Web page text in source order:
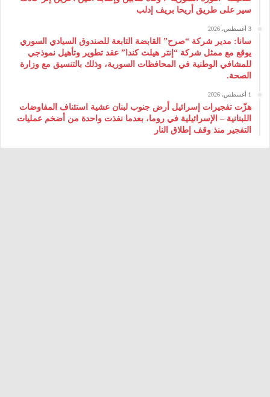
سير على طريق أريحا بريف إدلب
3 أغسطس، 2026
سانا: مدير شركة “صرح” القابضة التابعة للصندوق السيادي السوري
يوقع مع ممثل شركة “إنتر هيلث كندا” عقد تطوير وتأهيل نموذجي
للمشافي الوطنية في المحافظات السورية، وذلك بالتنسيق مع وزارة
الصحة.
1 أغسطس، 2026
هزّت تفجيرات إسرائيل أرض جنوب لبنان عشية استئناف المفاوضات
اللبنانية – الإسرائيلية في روما، بعدما نفذت واحدة من أضخم عمليات
التفجير منذ وقف إطلاق النار